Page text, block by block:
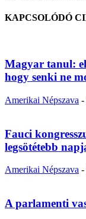
KAPCSOLÓDÓ
Magyar tanul:
hogy senki ne
Amerikai Népszava -
Fauci
legsötétebb
Amerikai Népszava -
A parlamenti